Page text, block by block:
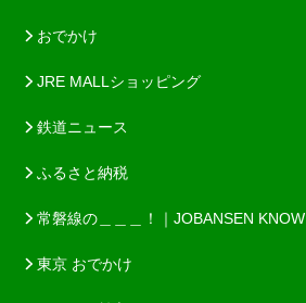
おでかけ
JRE MALLショッピング
鉄道ニュース
ふるさと納税
常磐線の＿＿＿！｜JOBANSEN KNOW
東京 おでかけ